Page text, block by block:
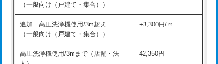
マス交換（深さ50㎝未満）
マス交換（深さ50㎝以上） 66,000円
コンクリート斫り（厚さ10㎝まで）
持込商品取付（単水栓）
持込商品取付（混合水栓） 16,500円
（一般向け（戸建て・集合））
追加 高圧洗浄機使用/3m超え
（一般向け（戸建て・集合））
+3,300円/ｍ
高圧洗浄機使用/3mまで（店舗・法
42,350円